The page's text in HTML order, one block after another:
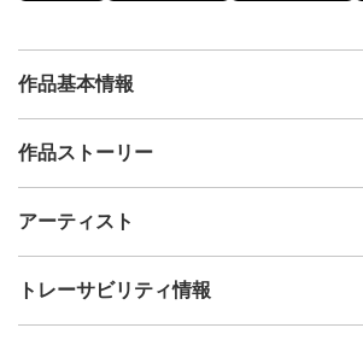
作品基本情報
出品者
制作年
技法
アクリル
作品ストーリー
表面は味わいのある質感で、部分的に艶感が
了承くださいませ。
直射日光があたらない場所に飾ることをおす
アーティスト
山口香代子
フォローする
トレーサビリティ情報